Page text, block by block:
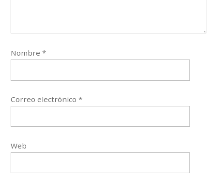
Nombre*
Correo electrónico*
Web